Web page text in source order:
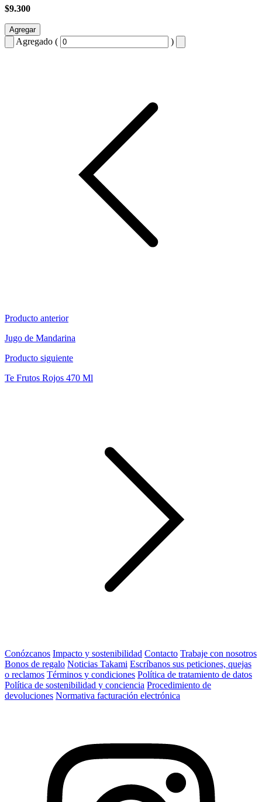
$9.300
Agregar
Agregado ( )
Producto anterior
Jugo de Mandarina
Producto siguiente
Te Frutos Rojos 470 Ml
Conózcanos Impacto y sostenibilidad Contacto Trabaje con nosotros
Bonos de regalo Noticias Takami Escríbanos sus peticiones, quejas
o reclamos Términos y condiciones Política de tratamiento de datos
Política de sostenibilidad y conciencia Procedimiento de
devoluciones Normativa facturación electrónica